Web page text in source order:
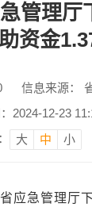
管理厅
资金
信息来源：
2024-12-23
大 中 小
应急管理厅